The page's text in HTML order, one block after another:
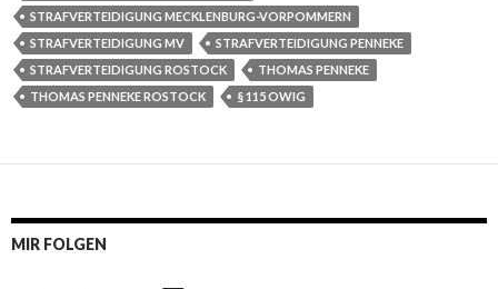
STRAFVERTEIDIGUNG MECKLENBURG-VORPOMMERN
STRAFVERTEIDIGUNG MV
STRAFVERTEIDIGUNG PENNEKE
STRAFVERTEIDIGUNG ROSTOCK
THOMAS PENNEKE
THOMAS PENNEKE ROSTOCK
§ 115 OWIG
MIR FOLGEN